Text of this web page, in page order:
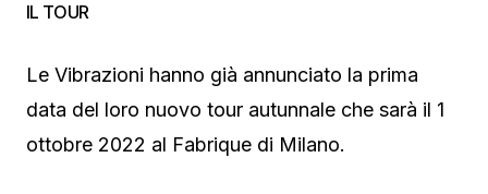
IL TOUR
Le Vibrazioni hanno già annunciato la prima
data del loro nuovo tour autunnale che sarà il 1
ottobre 2022 al Fabrique di Milano.